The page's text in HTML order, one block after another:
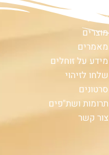
אודות
מוצרים
מאמרים
מידע על זוחלים
שלחו לזיהוי
סרטונים
תרומות ושת"פים
צור קשר